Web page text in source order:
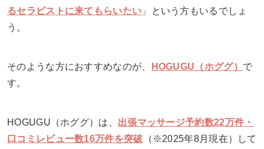
るセラピストに来てもらいたい 」という方もいるでしょ
う。
そのような方におすすめなのが、 HOGUGU（ホググ） で
す。
HOGUGU（ホググ）は、 出張マッサージ予約数22万件・
口コミレビュー数16万件を突破 （※2025年8月現在）して